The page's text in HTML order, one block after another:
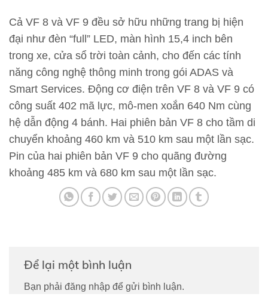
Cả VF 8 và VF 9 đều sở hữu những trang bị hiện
đại như đèn “full” LED, màn hình 15,4 inch bên
trong xe, cửa sổ trời toàn cảnh, cho đến các tính
năng công nghệ thông minh trong gói ADAS và
Smart Services. Động cơ điện trên VF 8 và VF 9 có
công suất 402 mã lực, mô-men xoắn 640 Nm cùng
hệ dẫn động 4 bánh. Hai phiên bản VF 8 cho tầm di
chuyển khoảng 460 km và 510 km sau một lần sạc.
Pin của hai phiên bản VF 9 cho quãng đường
khoảng 485 km và 680 km sau một lần sạc.
Để lại một bình luận
Bạn phải đăng nhập để gửi bình luận.